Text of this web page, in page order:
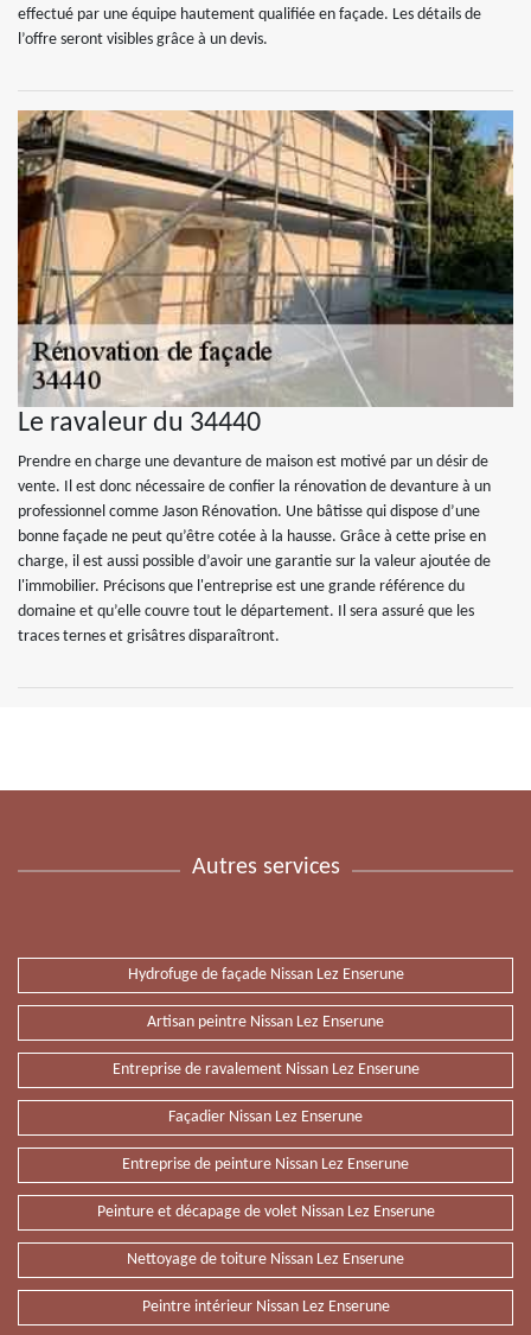
effectué par une équipe hautement qualifiée en façade. Les détails de
l’offre seront visibles grâce à un devis.
Le ravaleur du 34440
Prendre en charge une devanture de maison est motivé par un désir de
vente. Il est donc nécessaire de confier la rénovation de devanture à un
professionnel comme Jason Rénovation. Une bâtisse qui dispose d’une
bonne façade ne peut qu’être cotée à la hausse. Grâce à cette prise en
charge, il est aussi possible d’avoir une garantie sur la valeur ajoutée de
l'immobilier. Précisons que l'entreprise est une grande référence du
domaine et qu’elle couvre tout le département. Il sera assuré que les
traces ternes et grisâtres disparaîtront.
Autres services
Hydrofuge de façade Nissan Lez Enserune
Artisan peintre Nissan Lez Enserune
Entreprise de ravalement Nissan Lez Enserune
Façadier Nissan Lez Enserune
Entreprise de peinture Nissan Lez Enserune
Peinture et décapage de volet Nissan Lez Enserune
Nettoyage de toiture Nissan Lez Enserune
Peintre intérieur Nissan Lez Enserune